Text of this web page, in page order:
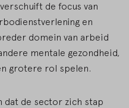
de focus van
en
domein van arbeid
mentale gezondheid,
grotere rol spelen.
dat de sector zich stap